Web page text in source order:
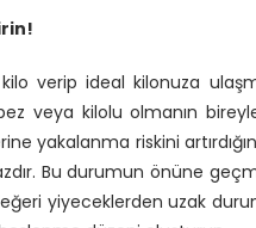
verip ideal kilonuza
veya kilolu olmanın
yakalanma riskini
Bu durumun önüne
yiyeceklerden uzak